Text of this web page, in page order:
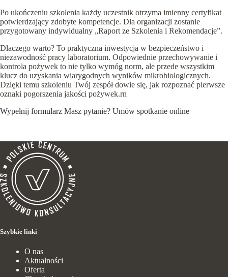
Po ukończeniu szkolenia każdy uczestnik otrzyma imienny certyfikat
potwierdzający zdobyte kompetencje. Dla organizacji zostanie
przygotowany indywidualny „Raport ze Szkolenia i Rekomendacje”.
Dlaczego warto? To praktyczna inwestycja w bezpieczeństwo i
niezawodność pracy laboratorium. Odpowiednie przechowywanie i
kontrola pożywek to nie tylko wymóg norm, ale przede wszystkim
klucz do uzyskania wiarygodnych wyników mikrobiologicznych.
Dzięki temu szkoleniu Twój zespół dowie się, jak rozpoznać pierwsze
oznaki pogorszenia jakości pożywek.rn
Wypełnij formularz Masz pytanie? Umów spotkanie online
Szybkie linki
O nas
Aktualności
Oferta